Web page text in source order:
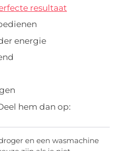
resultaat
energie
hem dan op:
en een wasmachine